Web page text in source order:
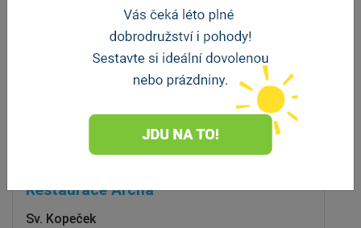
Restaurace Archa
Sv. Kopeček